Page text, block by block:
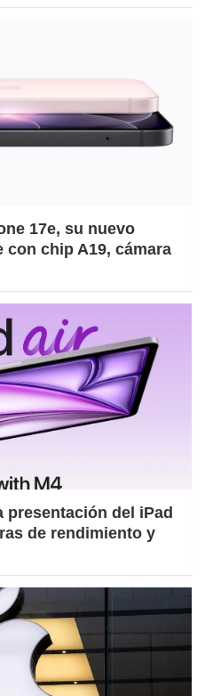
17e, su nuevo
con chip A19, cámara
presentación del iPad
de rendimiento y